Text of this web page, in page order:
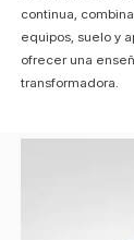
continua,
equipos, suelo y
ofrecer una
transformadora.